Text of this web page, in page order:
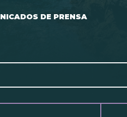
DE PRENSA